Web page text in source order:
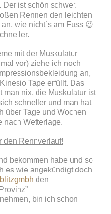
ist schön schwer.
Rennen den leichten
wie nicht´s am Fuss 😉
mit der Muskulatur
vor) ziehe ich noch
an,
Tape erfüllt. Das
man nix, die Muskulatur ist
schneller und man hat
über Tage und Wochen
nach Wetterlage.
den Rennverlauf!
bekommen habe und so
es wie angekündigt doch
den
bin ich schon